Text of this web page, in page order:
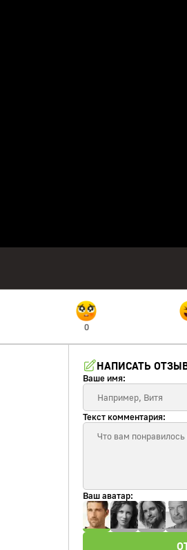
0
НАПИСАТЬ
Ваше имя:
Текст комментария:
Ваш аватар: